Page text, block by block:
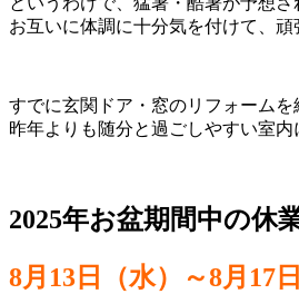
お互いに体調に十分気を付けて、
すでに玄関ドア・窓のリフォーム
昨年よりも随分と過ごしやすい室
2025年お盆期間中の休
8月13日（水）～8月17